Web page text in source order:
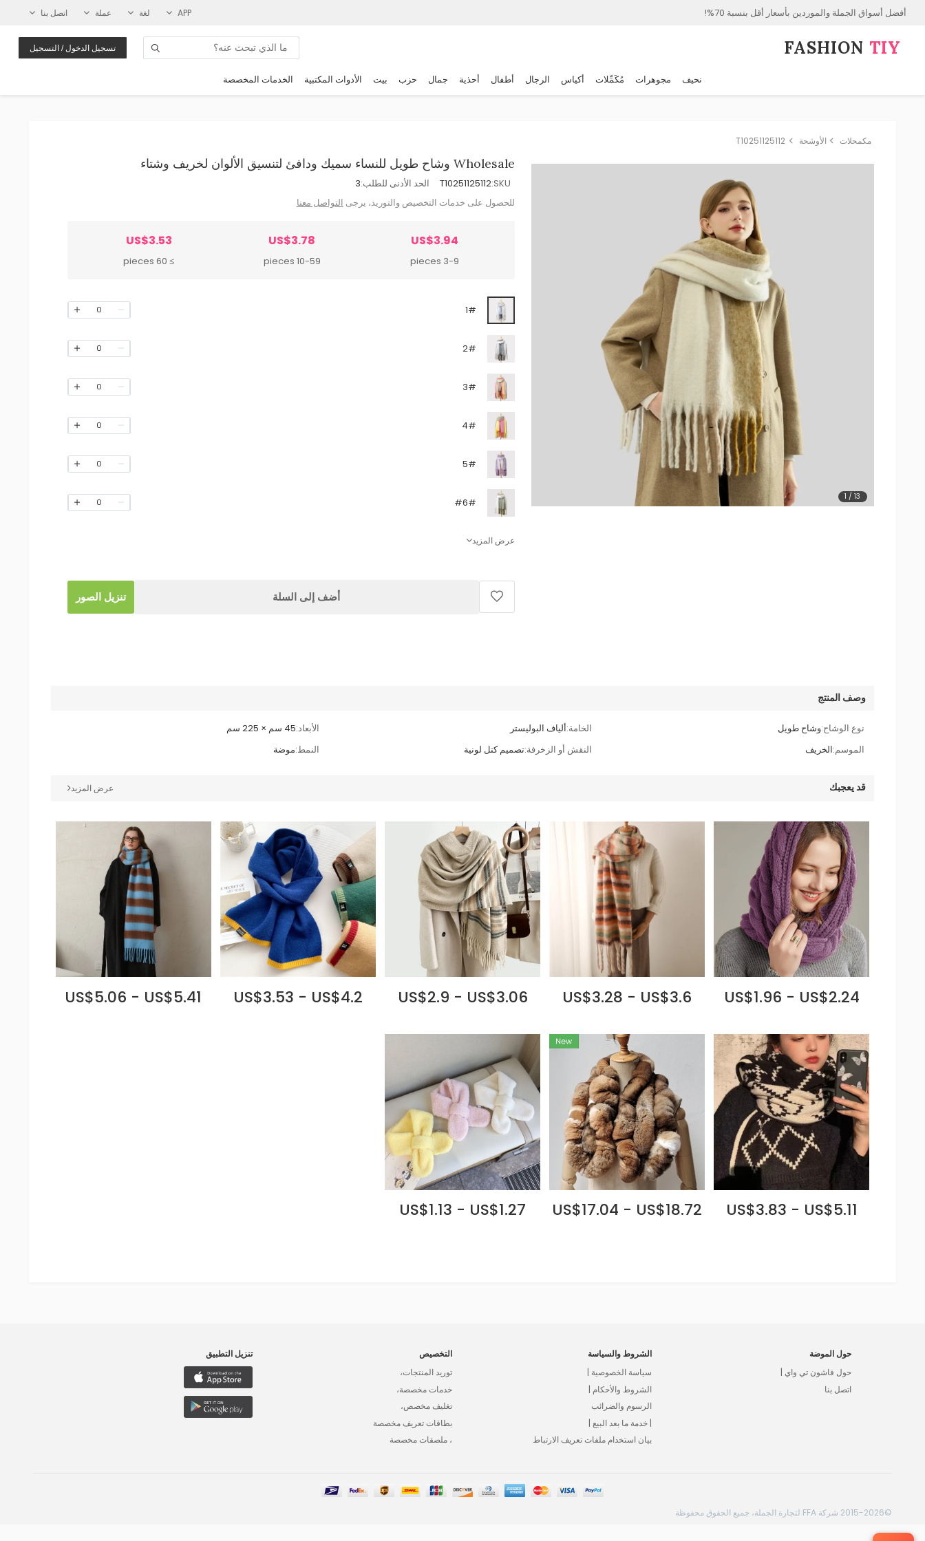
أفضل أسواق الجملة والموردين بأسعار أقل بنسبة 70%! APP لغة عملة اتصل بنا
FASHION⁠ TIY تسجيل الدخول / التسجيل
نحيف مجوهرات مُكَمِّلات أكياس الرجال أطفال أحذية جمال حزب بيت الأدوات المكتبية الخدمات المخصصة
مكمحلات الأوشحة T10251125112
1 /13
Wholesale وشاح طويل للنساء سميك ودافئ لتنسيق الألوان لخريف وشتاء
SKU:
T10251125112 الحد الأدنى للطلب:3
للحصول على خدمات التخصيص والتوريد، يرجى التواصل معنا
US$3.94
3-9 pieces
US$3.78
10-59 pieces
US$3.53
≥ 60 pieces
1#
0
2#
0
3#
0
4#
0
5#
0
#6#
0
عرض المزيد
أضف إلى السلة تنزيل الصور
وصف المنتج
نوع الوشاح:وشاح طويل الخامة:ألياف البوليستر الأبعاد:45 سم × 225 سم
الموسم:الخريف النقش أو الزخرفة:تصميم كتل لونية النمط:موضة
قد يعجبك عرض المزيد
US$1.96 - US$2.24
US$3.28 - US$3.6
US$2.9 - US$3.06
US$3.53 - US$4.2
US$5.06 - US$5.41
US$3.83 - US$5.11
US$17.04 - US$18.72
US$1.13 - US$1.27
حول الموضة
حول فاشون تي واي |
اتصل بنا
الشروط والسياسة
سياسة الخصوصية |
الشروط والأحكام |
الرسوم والضرائب
| خدمة ما بعد البيع |
بيان استخدام ملفات تعريف الارتباط
التخصيص
توريد المنتجات،
خدمات مخصصة،
تغليف مخصص،
بطاقات تعريف مخصصة
، ملصقات مخصصة
تنزيل التطبيق
©2015-2026 شركة FFA لتجارة الجملة، جميع الحقوق محفوظة